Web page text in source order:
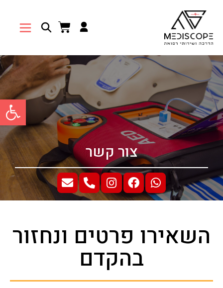
צור קשר
השאירו פרטים ונחזור
בהקדם
פתח